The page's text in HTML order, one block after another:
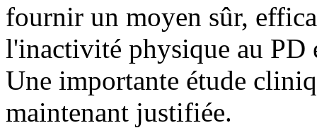
fournir un moyen sûr,
l'inactivité physique au PD
Une importante étude
maintenant justifiée.